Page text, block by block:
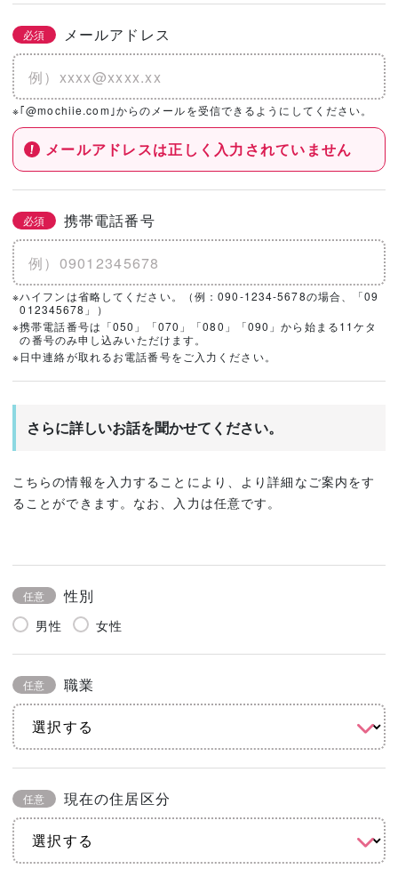
必須 メールアドレス
※｢@mochiie.com｣からのメールを受信できるようにしてください。
メールアドレスは正しく入力されていません
必須 携帯電話番号
※ハイフンは省略してください。（例：090-1234-5678の場合、「09
012345678」）
※携帯電話番号は「050」「070」「080」「090」から始まる11ケタ
の番号のみ申し込みいただけます。
※日中連絡が取れるお電話番号をご入力ください。
さらに詳しいお話を聞かせてください。
こちらの情報を入力することにより、より詳細なご案内をす
ることができます。なお、入力は任意です。
任意 性別
男性 女性
任意 職業
任意 現在の住居区分